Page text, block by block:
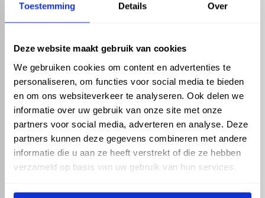
Toestemming Details Over
Deze website maakt gebruik van cookies
We gebruiken cookies om content en advertenties te
personaliseren, om functies voor social media te bieden
en om ons websiteverkeer te analyseren. Ook delen we
informatie over uw gebruik van onze site met onze
partners voor social media, adverteren en analyse. Deze
partners kunnen deze gegevens combineren met andere
informatie die u aan ze heeft verstrekt of die ze hebben
verzameld op basis van uw gebruik van hun services.
ASSORTIMENT
Hemelwaterafvoer
Drukleiding
Beregening
KENNIS EN HULP
Klantenservice
Kennisbank
phone_enabled +31 416 75 02 55
mail info@vosproducts.nl
check_circleDé bouwmarkt van Altena
check_circle Direct uit grote voorraad geleverd met eigen transport
check_circleLevering in NL en BE